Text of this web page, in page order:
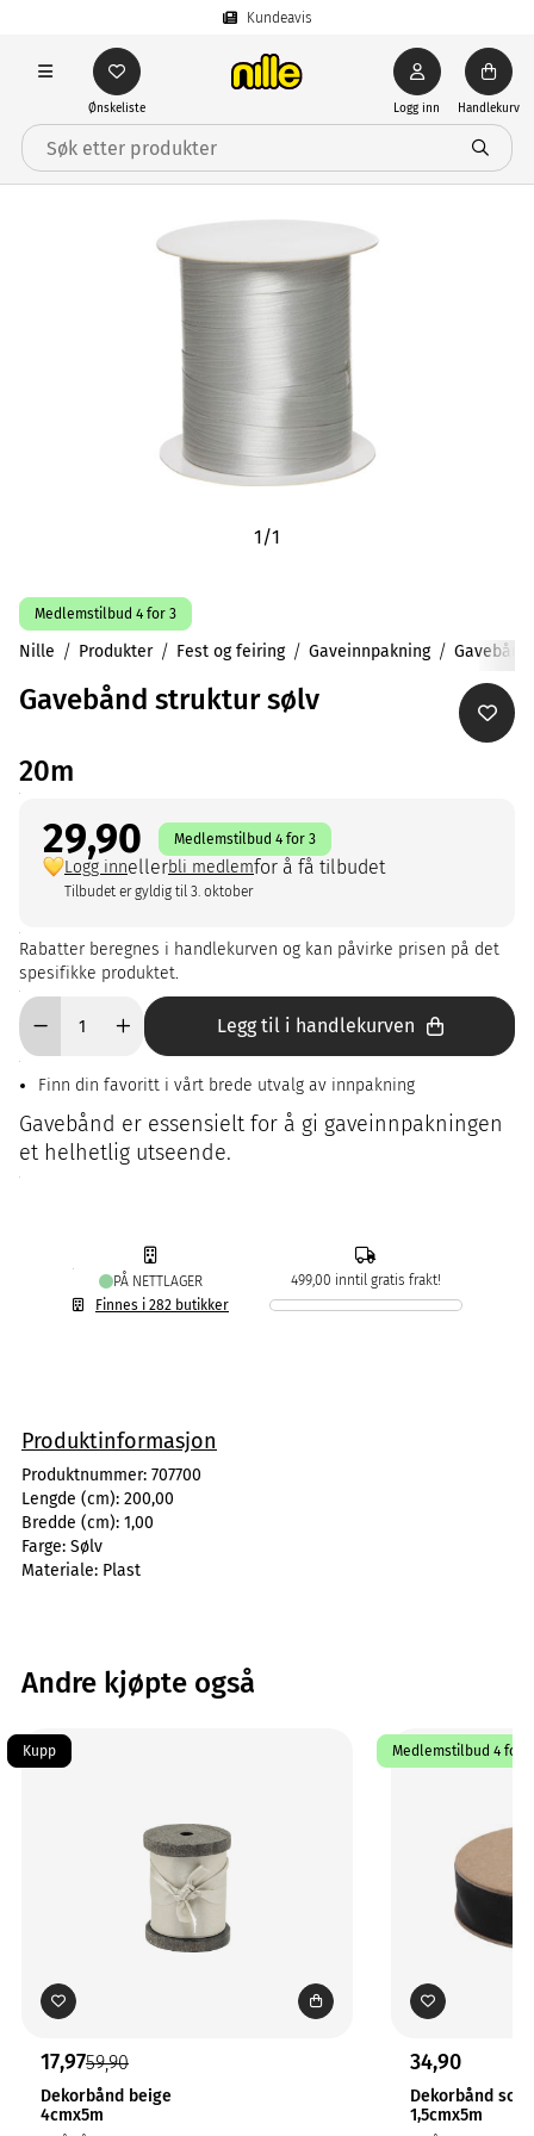
Kundeavis
Ønskeliste Logg inn Handlekurv
1/1
Medlemstilbud 4 for 3
Nille Produkter Fest og feiring Gaveinnpakning Gavebånd
Gavebånd struktur sølv
20m
29,90 Medlemstilbud 4 for 3
Logg innellerbli medlemfor å få tilbudet
Tilbudet er gyldig til 3. oktober
Rabatter beregnes i handlekurven og kan påvirke prisen på det
spesifikke produktet.
Legg til i handlekurven
Finn din favoritt i vårt brede utvalg av innpakning
Gavebånd er essensielt for å gi gaveinnpakningen
et helhetlig utseende.
PÅ NETTLAGER
Finnes i 282 butikker
499,00 inntil gratis frakt!
Produktinformasjon
Produktnummer: 707700
Lengde (cm): 200,00
Bredde (cm): 1,00
Farge: Sølv
Materiale: Plast
Andre kjøpte også
Kupp
17,9759,90
Dekorbånd beige
4cmx5m
Medlemstilbud 4 for 3
34,90
Dekorbånd sort
1,5cmx5m